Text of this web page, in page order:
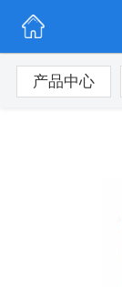
产品中心